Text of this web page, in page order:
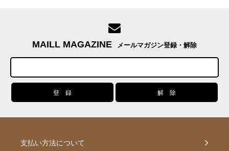
MAILL MAGAZINE メールマガジン登録・解除
支払い方法について